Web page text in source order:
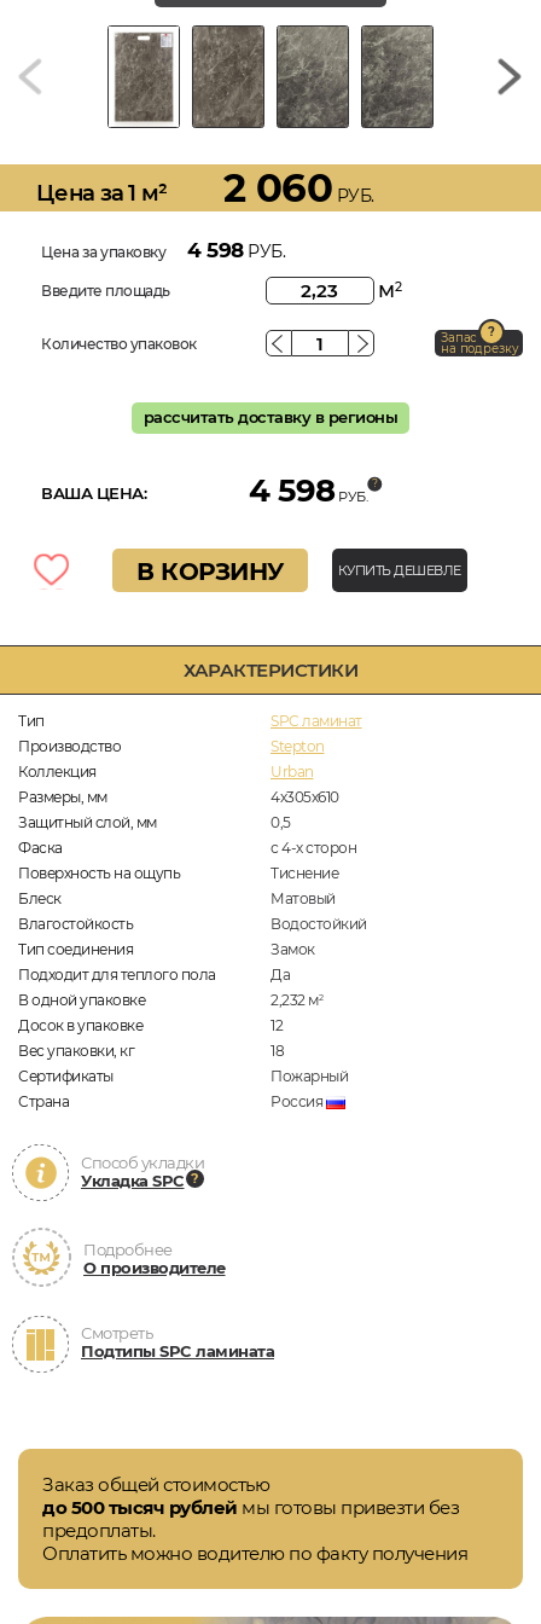
ХАРАКТЕРИСТИКИ
Тип
SPC ламинат
Производство
Stepton
Коллекция
Urban
Размеры, мм
4х305х610
Защитный слой, мм
0,5
Фаска
с 4-х сторон
Поверхность на ощупь
Тиснение
Блеск
Матовый
Влагостойкость
Водостойкий
Тип соединения
Замок
Подходит для теплого пола
Да
В одной упаковке
2,232 м2
Досок в упаковке
12
Вес упаковки, кг
18
Сертификаты
Пожарный
Страна
Россия
Способ укладки
Укладка SPC
Подробнее
О производителе
Смотреть
Подтипы SPC ламината
Цена за 1 м² 2 060 РУБ.
Цена за упаковку 4 598РУБ.
Введите площадь м2
Количество упаковок Запас
на подрезку
рассчитать доставку в регионы
ВАША ЦЕНА: 4 598 РУБ.
В КОРЗИНУ КУПИТЬ ДЕШЕВЛЕ
Заказ общей стоимостью
до 500 тысяч рублей мы готовы привезти без
предоплаты.
Оплатить можно водителю по факту получения